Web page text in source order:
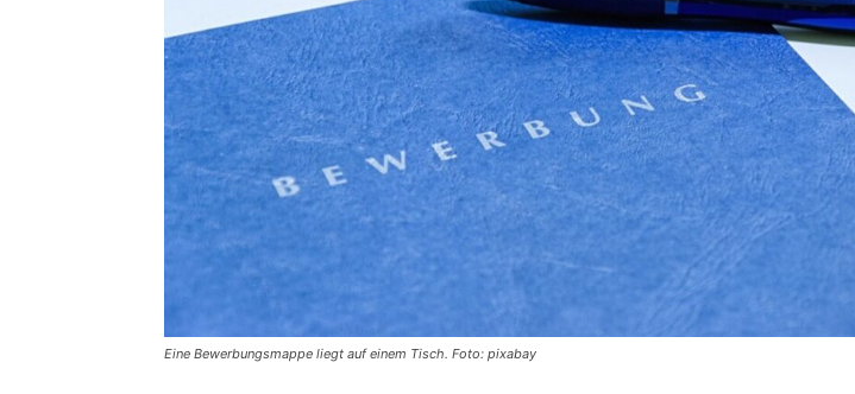
Eine Bewerbungsmappe liegt auf einem Tisch. Foto: pixabay